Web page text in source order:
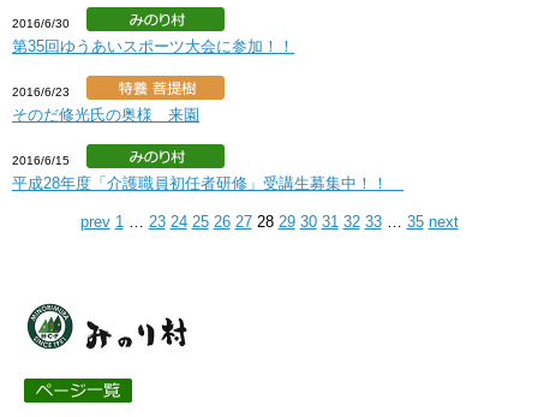
2016/6/30
第35回ゆうあいスポーツ大会に参加！！
2016/6/23
そのだ修光氏の奥様 来園
2016/6/15
平成28年度「介護職員初任者研修」受講生募集中！！
prev 1 … 23 24 25 26 27 28 29 30 31 32 33 … 35 next